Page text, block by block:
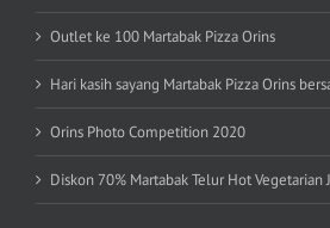
Outlet ke 100 Martabak Pizza Orins
Hari kasih sayang Martabak Pizza Orins
Orins Photo Competition 2020
Diskon 70% Martabak Telur Hot Vegetarian